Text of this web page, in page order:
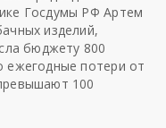
Госдумы РФ Артем
изделий,
бюджету 800
ежегодные потери от
100